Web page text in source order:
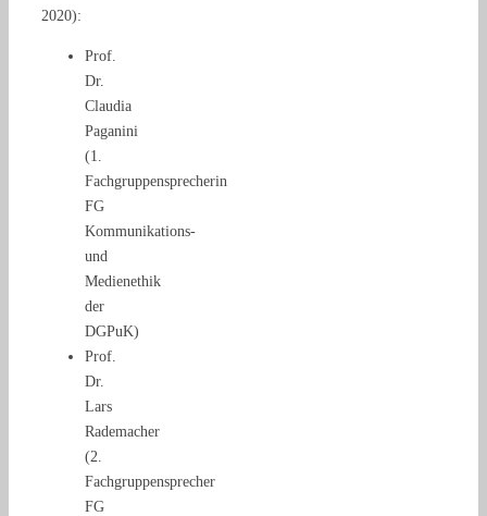
2020):
Prof.
Dr.
Claudia
Paganini
(1.
Fachgruppensprecherin
FG
Kommunikations-
und
Medienethik
der
DGPuK)
Prof.
Dr.
Lars
Rademacher
(2.
Fachgruppensprecher
FG